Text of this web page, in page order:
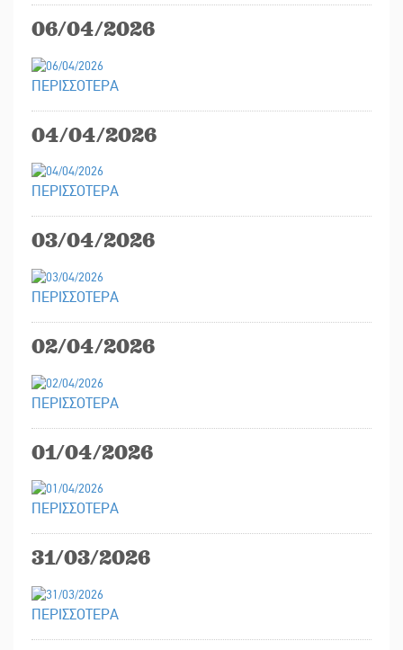
06/04/2026
ΠΕΡΙΣΣΟΤΕΡΑ
04/04/2026
ΠΕΡΙΣΣΟΤΕΡΑ
03/04/2026
ΠΕΡΙΣΣΟΤΕΡΑ
02/04/2026
ΠΕΡΙΣΣΟΤΕΡΑ
01/04/2026
ΠΕΡΙΣΣΟΤΕΡΑ
31/03/2026
ΠΕΡΙΣΣΟΤΕΡΑ